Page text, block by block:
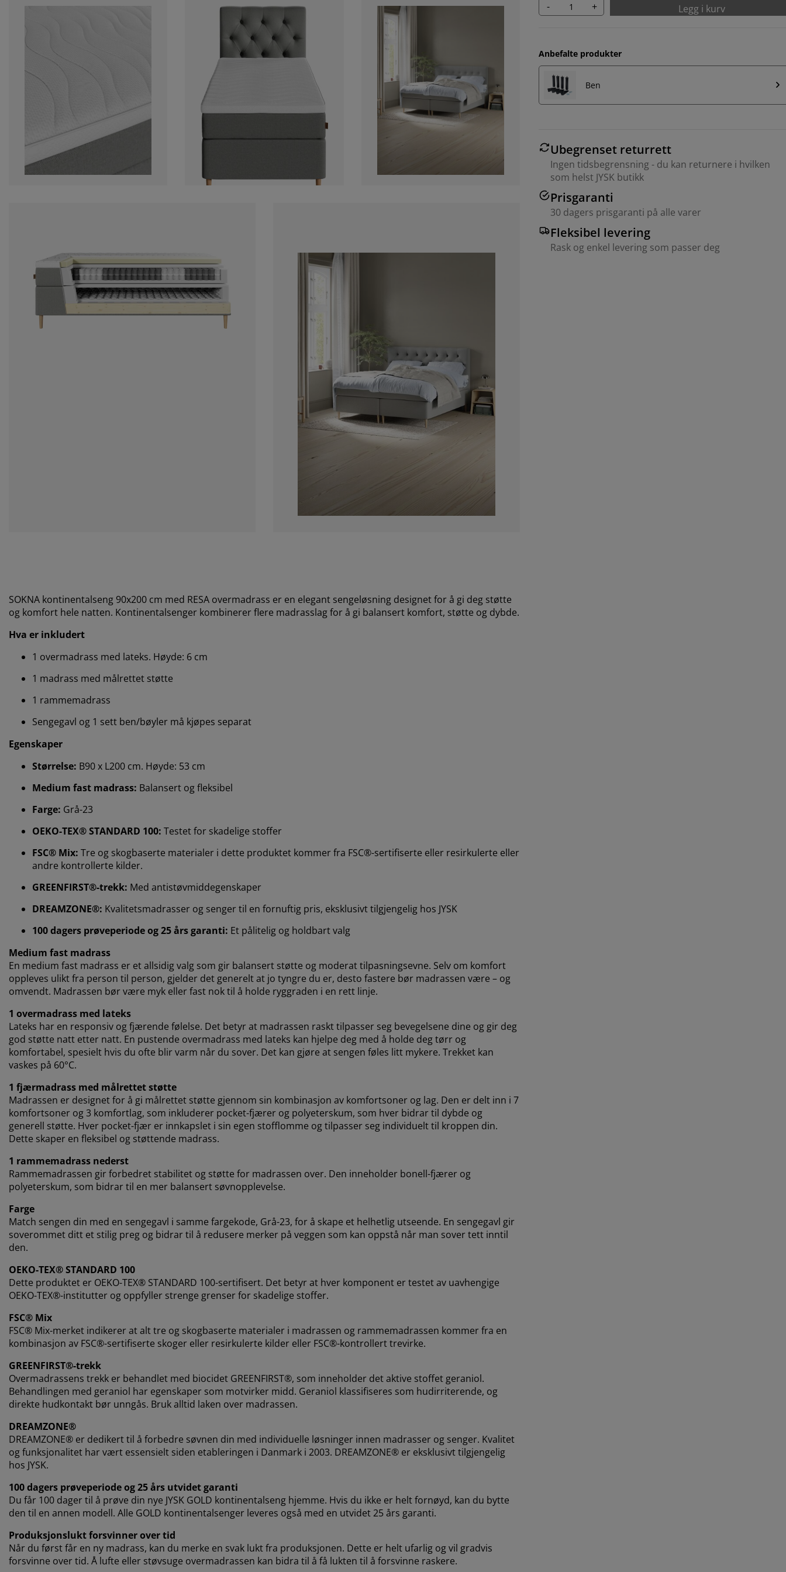
- + Legg i kurv
Anbefalte produkter
Ben
Ubegrenset returrett
Ingen tidsbegrensning - du kan returnere i hvilken
som helst JYSK butikk
Prisgaranti
30 dagers prisgaranti på alle varer
Fleksibel levering
Rask og enkel levering som passer deg
SOKNA kontinentalseng 90x200 cm med RESA overmadrass er en elegant sengeløsning designet for å gi deg støtte
og komfort hele natten. Kontinentalsenger kombinerer flere madrasslag for å gi balansert komfort, støtte og dybde.
Hva er inkludert
1 overmadrass med lateks. Høyde: 6 cm
1 madrass med målrettet støtte
1 rammemadrass
Sengegavl og 1 sett ben/bøyler må kjøpes separat
Egenskaper
Størrelse: B90 x L200 cm. Høyde: 53 cm
Medium fast madrass: Balansert og fleksibel
Farge: Grå-23
OEKO-TEX® STANDARD 100: Testet for skadelige stoffer
FSC® Mix: Tre og skogbaserte materialer i dette produktet kommer fra FSC®-sertifiserte eller resirkulerte eller
andre kontrollerte kilder.
GREENFIRST®-trekk: Med antistøvmiddegenskaper
DREAMZONE®: Kvalitetsmadrasser og senger til en fornuftig pris, eksklusivt tilgjengelig hos JYSK
100 dagers prøveperiode og 25 års garanti: Et pålitelig og holdbart valg
Medium fast madrass
En medium fast madrass er et allsidig valg som gir balansert støtte og moderat tilpasningsevne. Selv om komfort
oppleves ulikt fra person til person, gjelder det generelt at jo tyngre du er, desto fastere bør madrassen være – og
omvendt. Madrassen bør være myk eller fast nok til å holde ryggraden i en rett linje.
1 overmadrass med lateks
Lateks har en responsiv og fjærende følelse. Det betyr at madrassen raskt tilpasser seg bevegelsene dine og gir deg
god støtte natt etter natt. En pustende overmadrass med lateks kan hjelpe deg med å holde deg tørr og
komfortabel, spesielt hvis du ofte blir varm når du sover. Det kan gjøre at sengen føles litt mykere. Trekket kan
vaskes på 60°C.
1 fjærmadrass med målrettet støtte
Madrassen er designet for å gi målrettet støtte gjennom sin kombinasjon av komfortsoner og lag. Den er delt inn i 7
komfortsoner og 3 komfortlag, som inkluderer pocket-fjærer og polyeterskum, som hver bidrar til dybde og
generell støtte. Hver pocket-fjær er innkapslet i sin egen stofflomme og tilpasser seg individuelt til kroppen din.
Dette skaper en fleksibel og støttende madrass.
1 rammemadrass nederst
Rammemadrassen gir forbedret stabilitet og støtte for madrassen over. Den inneholder bonell-fjærer og
polyeterskum, som bidrar til en mer balansert søvnopplevelse.
Farge
Match sengen din med en sengegavl i samme fargekode, Grå-23, for å skape et helhetlig utseende. En sengegavl gir
soverommet ditt et stilig preg og bidrar til å redusere merker på veggen som kan oppstå når man sover tett inntil
den.
OEKO-TEX® STANDARD 100
Dette produktet er OEKO-TEX® STANDARD 100-sertifisert. Det betyr at hver komponent er testet av uavhengige
OEKO-TEX®-institutter og oppfyller strenge grenser for skadelige stoffer.
FSC® Mix
FSC® Mix-merket indikerer at alt tre og skogbaserte materialer i madrassen og rammemadrassen kommer fra en
kombinasjon av FSC®-sertifiserte skoger eller resirkulerte kilder eller FSC®-kontrollert trevirke.
GREENFIRST®-trekk
Overmadrassens trekk er behandlet med biocidet GREENFIRST®, som inneholder det aktive stoffet geraniol.
Behandlingen med geraniol har egenskaper som motvirker midd. Geraniol klassifiseres som hudirriterende, og
direkte hudkontakt bør unngås. Bruk alltid laken over madrassen.
DREAMZONE®
DREAMZONE® er dedikert til å forbedre søvnen din med individuelle løsninger innen madrasser og senger. Kvalitet
og funksjonalitet har vært essensielt siden etableringen i Danmark i 2003. DREAMZONE® er eksklusivt tilgjengelig
hos JYSK.
100 dagers prøveperiode og 25 års utvidet garanti
Du får 100 dager til å prøve din nye JYSK GOLD kontinentalseng hjemme. Hvis du ikke er helt fornøyd, kan du bytte
den til en annen modell. Alle GOLD kontinentalsenger leveres også med en utvidet 25 års garanti.
Produksjonslukt forsvinner over tid
Når du først får en ny madrass, kan du merke en svak lukt fra produksjonen. Dette er helt ufarlig og vil gradvis
forsvinne over tid. Å lufte eller støvsuge overmadrassen kan bidra til å få lukten til å forsvinne raskere.